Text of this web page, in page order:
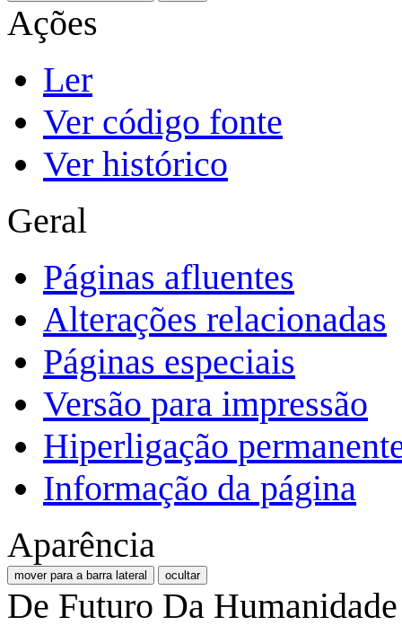
Ações
Ler
Ver código fonte
Ver histórico
Geral
Páginas afluentes
Alterações relacionadas
Páginas especiais
Versão para impressão
Hiperligação
Informação da página
Aparência
mover para a barra lateral ocultar
De Futuro Da Humanidade